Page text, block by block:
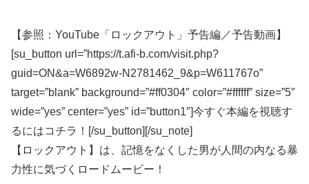
【参照：YouTube「ロックアウト」予告編／予告動画】
[su_button url=”https://t.afi-b.com/visit.php?
guid=ON&a=W6892w-N2781462_9&p=W611767o”
target=”blank” background=”#ff0304″ color=”#ffffff” size=”5″
wide=”yes” center=”yes” id=”button1″]今すぐ本編を視聴す
るにはコチラ！[/su_button][/su_note]
【ロックアウト】は、記憶をなくした男が人間の内なる暴
力性に気づくロードムービー！